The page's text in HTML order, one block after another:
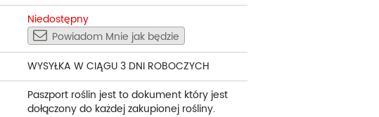
Wisterie
Żarnowce
Pozostałe
Niedostępny
Powiadom Mnie jak będzie
WYSYŁKA W CIĄGU 3 DNI ROBOCZYCH
Paszport roślin jest to dokument który jest
dołączony do każdej zakupionej rośliny.